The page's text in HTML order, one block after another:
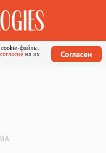
файлы.
согласие на их
Согласен